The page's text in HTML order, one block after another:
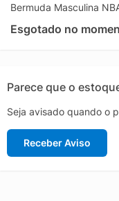
Bermuda Masculina
Esgotado no
Parece que o
Seja avisado quando o
Receber Aviso